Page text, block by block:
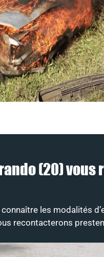
(20)
les modalités
recontacterons